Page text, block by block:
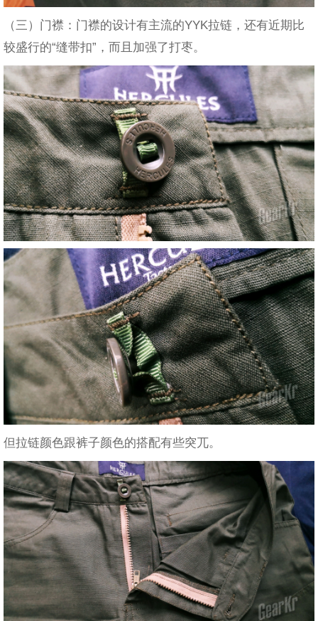
（三）门襟：门襟的设计有主流的YYK拉链，还有近期比
较盛行的“缝带扣”，而且加强了打枣。
但拉链颜色跟裤子颜色的搭配有些突兀。